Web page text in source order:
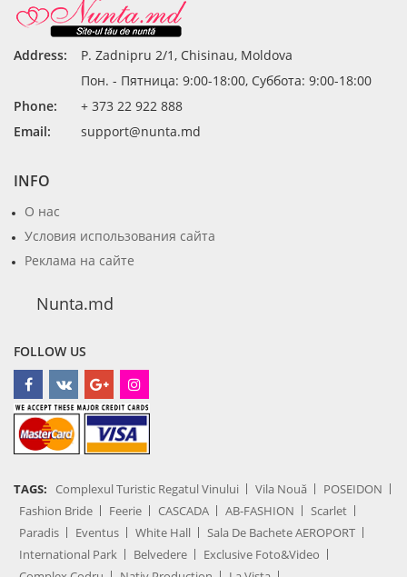
Address:
P. Zadnipru 2/1, Chisinau, Moldova
Пон. - Пятница: 9:00-18:00, Суббота: 9:00-18:00
Phone:
+ 373 22 922 888
Email:
support@nunta.md
INFO
О нас
Условия использования сайта
Реклама на сайте
Nunta.md
FOLLOW US
TAGS: Complexul Turistic Regatul Vinului Vila Nouă
POSEIDON
Fashion Bride
Feerie CASCADA AB-FASHION
Scarlet
Paradis
Eventus White Hall
Sala De Bachete AEROPORT
International Park
Belvedere
Exclusive Foto&Video